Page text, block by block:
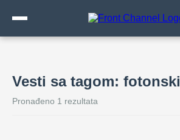
Vesti sa tagom: fotonski
Pronađeno 1 rezultata